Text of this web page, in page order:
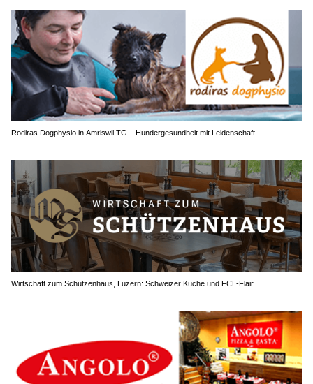
Rodiras Dogphysio in Amriswil TG – Hundergesundheit mit Leidenschaft
Wirtschaft zum Schützenhaus, Luzern: Schweizer Küche und FCL-Flair